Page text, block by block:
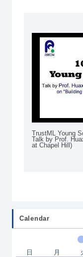
TrustML Young
Talk by Prof.
at Chapel Hill)
Calendar
日 月